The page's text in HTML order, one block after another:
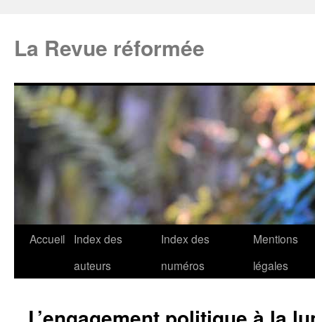
La Revue réformée
Accueil
Index des
auteurs
Index des
numéros
Mentions
légales